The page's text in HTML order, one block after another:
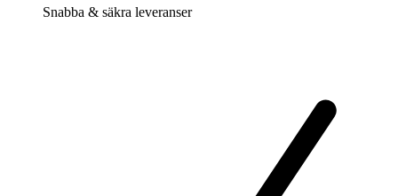
Snabba & säkra leveranser